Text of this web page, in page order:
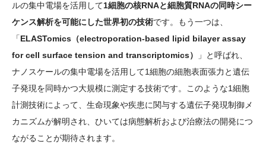
ルの集中電場を活用して1細胞の核RNAと細胞質RNAの同時シー
ケンス解析を可能にした世界初の技術です。もう一つは、
「ELASTomics（electroporation-based lipid bilayer assay
for cell surface tension and transcriptomics）
」と呼ばれ、
ナノスケールの集中電場を活用して1細胞の細胞表面張力と遺伝
子発現を同時かつ大規模に測定する技術です。このような1細胞
計測技術によって、生命現象や疾患に関与する遺伝子発現制御メ
カニズムが解明され、ひいては病態解析および治療法の開発につ
ながることが期待されます。